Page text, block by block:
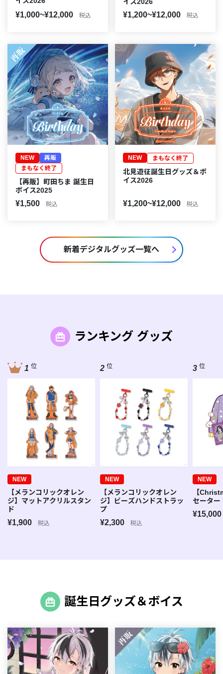
¥1,000~¥12,000 税込 ¥1,200~¥12,000 税込
NEW
再販
まもなく終了
【再販】町田ちま 誕生日
ボイス2025
¥1,500 税込
NEW まもなく終了
北見遊征誕生日グッズ＆ボ
イス2026
¥1,200~¥12,000 税込
新着デジタルグッズ一覧へ
ランキング グッズ
位
NEW
【メランコリックオレン
ジ】マットアクリルスタン
ド
¥1,900 税込
位
NEW
【メランコリックオレン
ジ】ビーズハンドストラッ
プ
¥2,300 税込
位
NEW
【
セーター
誕生日グッズ＆ボイス